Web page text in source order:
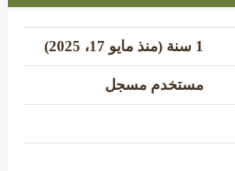
1 سنة (منذ مايو 17، 2025)
مستخدم مسجل